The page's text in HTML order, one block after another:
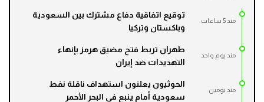
مند 5 ساعات
توقيع اتفاقية دفاع مشترك بين السعودية
وباكستان وتركيا
مند يوم واحد
طهران تربط فتح مضيق هرمز بإنهاء
التهديدات ضد إيران
مند يومين
الحوثيون يعلنون استهداف ناقلة نفط
سعودية أمام ينبع في البحر الأحمر